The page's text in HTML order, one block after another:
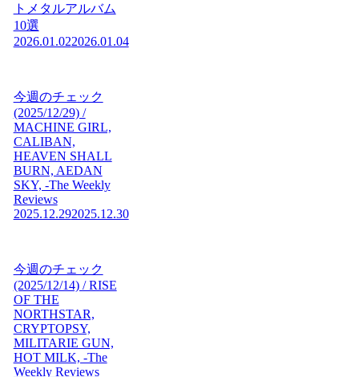
トメタルアルバム
10選
2026.01.022026.01.04
今週のチェック
(2025/12/29) /
MACHINE GIRL,
CALIBAN,
HEAVEN SHALL
BURN, AEDAN
SKY, -The Weekly
Reviews
2025.12.292025.12.30
今週のチェック
(2025/12/14) / RISE
OF THE
NORTHSTAR,
CRYPTOPSY,
MILITARIE GUN,
HOT MILK, -The
Weekly Reviews